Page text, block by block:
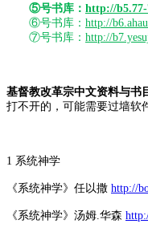
⑤号书库： http://
⑥号书库： http://
⑦号书库： http://
基督教改革宗中文资料与
打不开的，可能需要过墙软
1 系统神学
《系统神学》任以撒 http://
《系统神学》汤姆.华森